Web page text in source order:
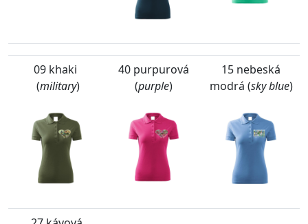
09 khaki
(military)
40 purpurová
(purple)
15 nebeská
modrá (sky blue)